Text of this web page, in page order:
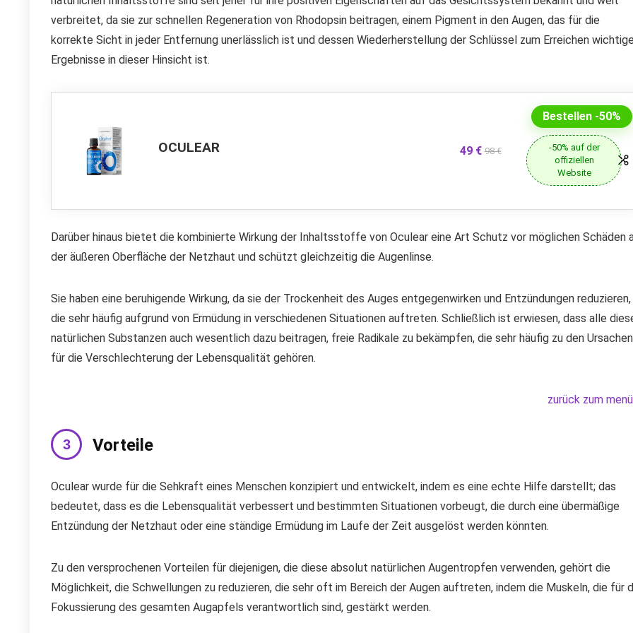
verbreitet, da sie zur schnellen Regeneration von Rhodopsin beitragen, einem Pigment in den Augen, das für die
korrekte Sicht in jeder Entfernung unerlässlich ist und dessen Wiederherstellung der Schlüssel zum Erreichen
Ergebnisse in dieser Hinsicht ist.
OCULEAR 49 € 98 €
Bestellen -50%
-50% auf der
offiziellen
Website
Darüber hinaus bietet die kombinierte Wirkung der Inhaltsstoffe von Oculear eine Art Schutz vor möglichen Schäden
der äußeren Oberfläche der Netzhaut und schützt gleichzeitig die Augenlinse.
Sie haben eine beruhigende Wirkung, da sie der Trockenheit des Auges entgegenwirken und Entzündungen reduzieren,
die sehr häufig aufgrund von Ermüdung in verschiedenen Situationen auftreten. Schließlich ist erwiesen, dass alle
natürlichen Substanzen auch wesentlich dazu beitragen, freie Radikale zu bekämpfen, die sehr häufig zu den Ursachen
für die Verschlechterung der Lebensqualität gehören.
zurück zum
Vorteile
Oculear wurde für die Sehkraft eines Menschen konzipiert und entwickelt, indem es eine echte Hilfe darstellt; das
bedeutet, dass es die Lebensqualität verbessert und bestimmten Situationen vorbeugt, die durch eine übermäßige
Entzündung der Netzhaut oder eine ständige Ermüdung im Laufe der Zeit ausgelöst werden könnten.
Zu den versprochenen Vorteilen für diejenigen, die diese absolut natürlichen Augentropfen verwenden, gehört die
Möglichkeit, die Schwellungen zu reduzieren, die sehr oft im Bereich der Augen auftreten, indem die Muskeln, die für
Fokussierung des gesamten Augapfels verantwortlich sind, gestärkt werden.